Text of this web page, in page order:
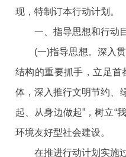
现，特制订本行动计划。
一、指导思想和行动
(一)指导思想。深入贯
结构的重要抓手，立足
体，深入推行文明节约、
起、从身边做起”，树立“
环境友好型社会建设。
在推进行动计划实施过